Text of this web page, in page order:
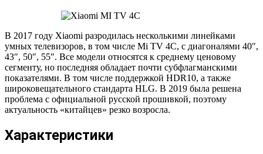
В 2017 году Xiaomi разродилась несколькими линейками
умных телевизоров, в том числе Mi TV 4C, с диагоналями 40″,
43″, 50″, 55″. Все модели относятся к среднему ценовому
сегменту, но последняя обладает почти субфлагманскими
показателями. В том числе поддержкой HDR10, а также
широковещательного стандарта HLG. В 2019 была решена
проблема с официальной русской прошивкой, поэтому
актуальность «китайцев» резко возросла.
Характеристики